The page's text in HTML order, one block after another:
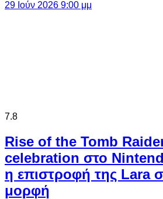
29 Ιούν 2026 9:00 μμ
7.8
Rise of the Tomb
celebration στο
η επιστροφή της Lara
μορφή